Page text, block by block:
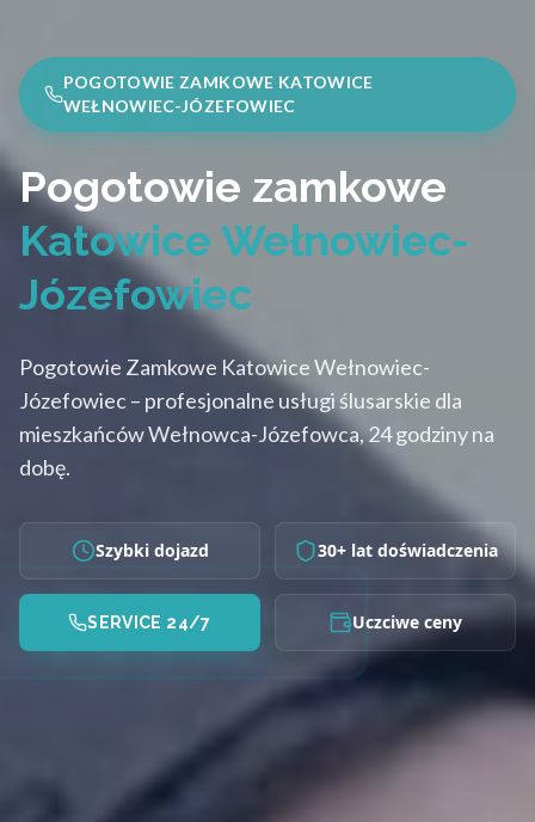
POGOTOWIE ZAMKOWE KATOWICE
WEŁNOWIEC-JÓZEFOWIEC
Pogotowie zamkowe
Katowice Wełnowiec-
Józefowiec
Pogotowie Zamkowe Katowice Wełnowiec-
Józefowiec – profesjonalne usługi ślusarskie dla
mieszkańców Wełnowca-Józefowca, 24 godziny na
dobę.
Szybki dojazd 30+ lat doświadczenia
SERVICE 24/7 Uczciwe ceny